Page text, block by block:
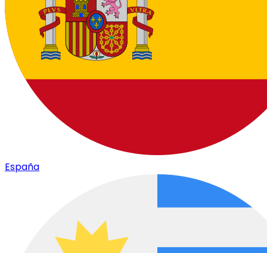
España